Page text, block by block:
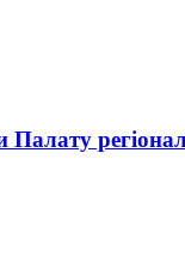
Палату